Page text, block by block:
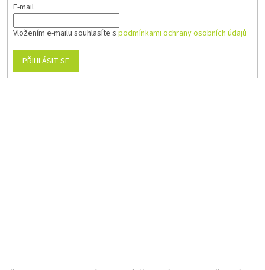
E-mail
Vložením e-mailu souhlasíte s podmínkami ochrany osobních údajů
PŘIHLÁSIT SE